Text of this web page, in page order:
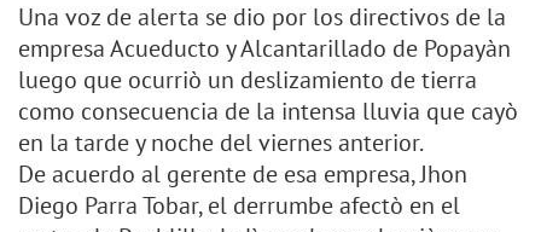
Una voz de alerta se dio por los directivos de la
empresa Acueducto y Alcantarillado de Popayàn
luego que ocurriò un deslizamiento de tierra
como consecuencia de la intensa lluvia que cayò
en la tarde y noche del viernes anterior.
De acuerdo al gerente de esa empresa, Jhon
Diego Parra Tobar, el derrumbe afectò en el